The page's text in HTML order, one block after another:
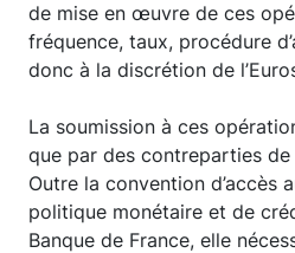
de mise en œuvre de ces
fréquence, taux, procédure
donc à la discrétion de
La soumission à ces
que par des contreparties
Outre la convention d’accès
politique monétaire et de
Banque de France, elle